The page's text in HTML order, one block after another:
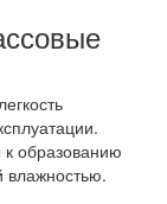
к образованию
влажностью.